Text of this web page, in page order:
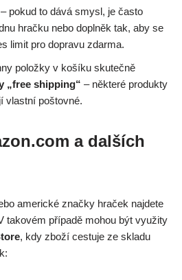
– pokud to dává smysl, je často
hračku nebo doplněk tak, aby se
limit pro dopravu zdarma.
položky v košíku skutečně
„free shipping“ – některé produkty
vlastní poštovné.
a dalších
americké značky hraček najdete
takovém případě mohou být využity
, kdy zboží cestuje ze skladu